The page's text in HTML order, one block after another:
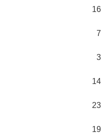
16
7
3
14
23
19